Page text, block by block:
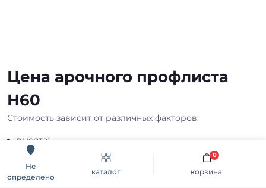
Не
определено
каталог корзина
0
Цена арочного профлиста
Н60
Стоимость зависит от различных факторов:
высота;
длина секции;
вид материала;
толщина и покрытие.